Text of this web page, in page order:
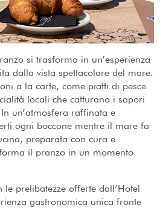
si trasforma in un’esperienza
dalla vista spettacolare del mare.
a la carte, come piatti di pesce
locali che catturano i sapori
un’atmosfera raffinata e
ogni boccone mentre il mare fa
preparata con cura e
il pranzo in un momento
prelibatezze offerte dall’Hotel
gastronomica unica fronte